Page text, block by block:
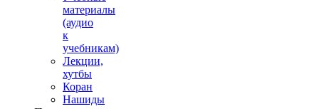
материалы
(аудио
к
учебникам)
Лекции,
хутбы
Коран
Нашиды